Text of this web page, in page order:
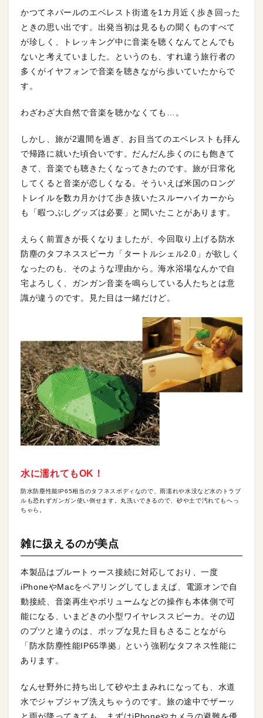
かつてネパールのエベレスト街道を1カ月近く歩き回った
ときの思い出です。出発当初は見るもの聞くものすべて
が珍しく、トレッキング中に音楽を聴くなんてとんでも
ないと考えていました。というのも、すれ違う旅行者の
多くがイヤフォンで音楽を聴きながら歩いていたからで
す。
わざわざ大自然で音楽を聴かなくても…。
しかし、旅が2週間を過ぎ、お目当てのエベレストも拝ん
で帰路に就いた頃合いです。だんだん歩くのにも飽きて
きて、音楽でも聴きたくなってきたのです。旅が日常化
してくると音楽が恋しくなる。そういえば米国のロング
トレイルを数カ月かけて歩き抜いたスルーハイカーから
も「暇つぶしグッズは必要」と聞いたことがあります。
えらく前置きが長くなりましたが、今回取り上げる防水
防塵のタフネススピーカ「タートルシェル2.0」が欲しく
なったのも、そのような理由から。海水浴場なんかで自
宅よろしく、ガンガン音楽を鳴らしている人たちとは意
識が違うのです。見た目は一緒だけど。
水に濡れてもOK！
防水防塵性能IP65相当のタフネスボディなので、雨濡れや水没など水のトラブ
ルも恐れずガンガン使い倒せます。丸洗いできるので、砂や土で汚れてもへっ
ちゃら。
雑に扱えるのが美点
本製品はブルートゥース接続に対応しており、一度
iPhoneやMacをペアリングしてしまえば、電源オンで自
動接続、音楽再生やボリュームなどの操作も本体側で可
能になる、いまどきの小型ワイヤレススピーカ。その辺
のブツと違うのは、ポップな見た目もさることながら
「防水防塵性能IP65準拠」という強靭なタフネス性能に
あります。
なんせ野外に持ち出して砂や土まみれになっても、水道
水でジャブジャブ洗えちゃうのです。旅の途中でザーッ